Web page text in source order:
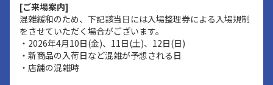
[ご来場案内]
混雑緩和のため、下記該当日には入場整理券による入場規制
をさせていただく場合がございます。
・2026年4月10日(金)、11日(土)、12日(日)
・新商品の入荷日など混雑が予想される日
・店舗の混雑時